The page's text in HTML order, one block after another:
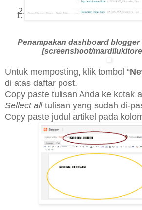
Penampakan dashboard blogger
[screenshoot/
Untuk memposting, klik tombol “
di atas daftar post.
Copy paste tulisan Anda ke kotak
Sellect alltulisan yang sudah di-
Copy paste judul artikel pada